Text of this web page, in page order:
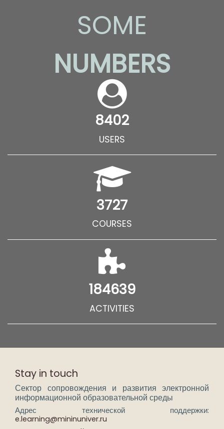
SOME
NUMBERS
8402
USERS
3727
COURSES
184639
ACTIVITIES
Stay in touch
Сектор сопровождения и развития электронной
информационной образовательной среды
Адрес технической поддержки:
e.learning@mininuniver.ru